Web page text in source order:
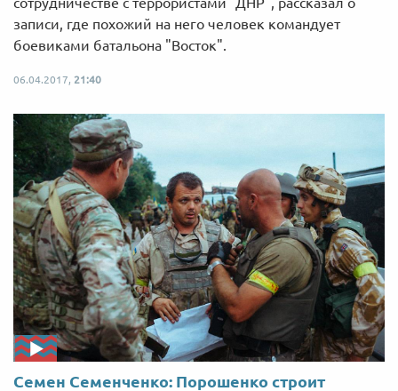
записи, где похожий на него человек командует
боевиками батальона "Восток".
06.04.2017, 21:40
Семен Семенченко: Порошенко строит